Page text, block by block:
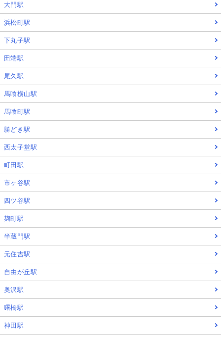
大門駅
浜松町駅
下丸子駅
田端駅
尾久駅
馬喰横山駅
馬喰町駅
勝どき駅
西太子堂駅
町田駅
市ヶ谷駅
四ツ谷駅
麹町駅
半蔵門駅
元住吉駅
自由が丘駅
奥沢駅
曙橋駅
神田駅